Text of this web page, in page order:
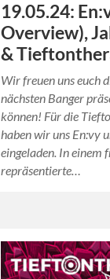
19.05.24:
Overview),
&
Wir freuen uns euch
nächsten Banger
können! Für die
haben wir uns En:vy
eingeladen. In einem
repräsentierte…